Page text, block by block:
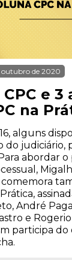
outubro de 2020
e 3
na
alguns
do judiciário,
abordar
comemora
André
e
participa do